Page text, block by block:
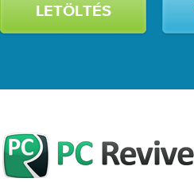
LETÖLTÉS